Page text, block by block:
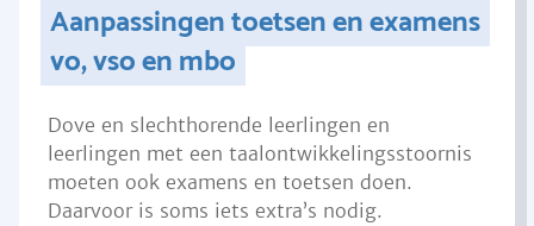
Aanpassingen toetsen en examens
vo, vso en mbo
Dove en slechthorende leerlingen en
leerlingen met een taalontwikkelingsstoornis
moeten ook examens en toetsen doen.
Daarvoor is soms iets extra’s nodig.